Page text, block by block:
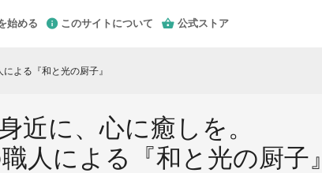
始める このサイトについて 公式ストア
よる『和と光の厨子』
近に、心に癒しを。
人による『和と光の厨子』